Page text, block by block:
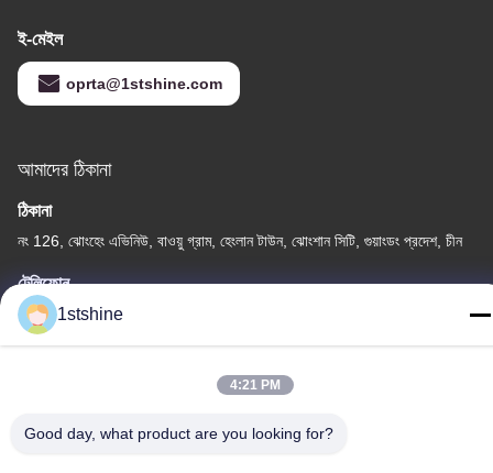
ই-মেইল
oprta@1stshine.com
আমাদের ঠিকানা
ঠিকানা
নং 126, ঝোংহেং এভিনিউ, বাওয়ু গ্রাম, হেংলান টাউন, ঝোংশান সিটি, গুয়াংডং প্রদেশ, চীন
টেলিফোন
86--18126432925
গোপনীয়তা নীতি|সাইটম্যাপ
1stshine
4:21 PM
Good day, what product are you looking for?